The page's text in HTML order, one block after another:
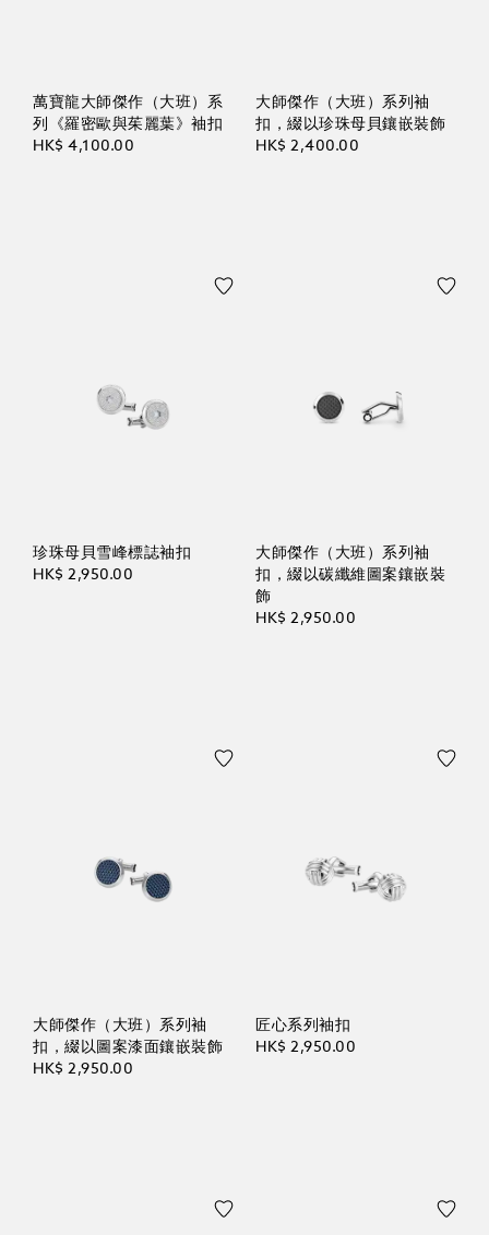
萬寶龍大師傑作（大班）系
列《羅密歐與茱麗葉》袖扣
HK$ 4,100.00
大師傑作（大班）系列袖
扣，綴以珍珠母貝鑲嵌裝飾
HK$ 2,400.00
珍珠母貝雪峰標誌袖扣
HK$ 2,950.00
大師傑作（大班）系列袖
扣，綴以碳纖維圖案鑲嵌裝
飾
HK$ 2,950.00
大師傑作（大班）系列袖
扣，綴以圖案漆面鑲嵌裝飾
HK$ 2,950.00
匠心系列袖扣
HK$ 2,950.00